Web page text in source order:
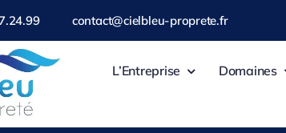
contact@cielbleu-proprete.fr
L’Entreprise Domaines